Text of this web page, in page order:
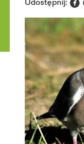
Udostępnij: 